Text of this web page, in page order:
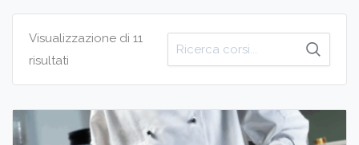
Visualizzazione di 11
risultati
Cerca
per: